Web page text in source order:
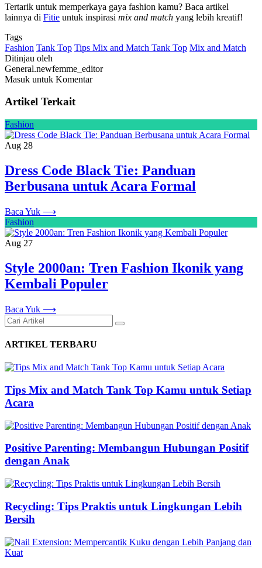
Tertarik untuk memperkaya gaya fashion kamu? Baca artikel
lainnya di Fitie untuk inspirasi mix and match yang lebih kreatif!
Tags
Fashion Tank Top Tips Mix and Match Tank Top Mix and Match
Ditinjau oleh
General.newfemme_editor
Masuk untuk Komentar
Artikel Terkait
Fashion
Aug 28
Dress Code Black Tie: Panduan
Berbusana untuk Acara Formal
Baca Yuk ⟶
Fashion
Aug 27
Style 2000an: Tren Fashion Ikonik yang
Kembali Populer
Baca Yuk ⟶
ARTIKEL TERBARU
Tips Mix and Match Tank Top Kamu untuk Setiap
Acara
Positive Parenting: Membangun Hubungan Positif
dengan Anak
Recycling: Tips Praktis untuk Lingkungan Lebih
Bersih